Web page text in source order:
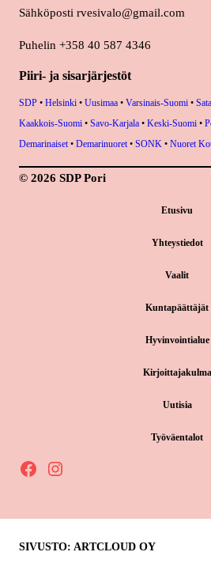
Sähköposti rvesivalo@gmail.com
Puhelin +358 40 587 4346
Piiri- ja sisarjärjestöt
SDP • Helsinki • Uusimaa • Varsinais-Suomi •
Kaakkois-Suomi • Savo-Karjala • Keski-Suomi •
Demarinaiset• Demarinuoret• SONK • Nuoret
© 2026 SDP Pori
Etusivu
Yhteystiedot
Vaalit
Kuntapäättäjät
Hyvinvointialue
Kirjoittajakulma
Uutisia
Työväentalot
Facebook Instagram
SIVUSTO: ARTCLOUD OY